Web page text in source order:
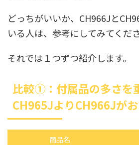
どっちがいいか、CH966Jと
いる人は、参考にしてみてくだ
それでは１つずつ紹介します。
比較①：付属品の多さを
CH965JよりCH966Jがお
商品名